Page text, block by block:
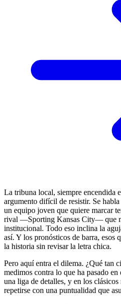
La tribuna local, siempre encendida
argumento difícil de resistir. Se
un equipo joven que quiere marcar
rival —Sporting Kansas City— que
institucional. Todo eso inclina la
así. Y los pronósticos de barra, esos
la historia sin revisar la letra chica.
Pero aquí entra el dilema. ¿Qué tan
medimos contra lo que ha pasado
una liga de detalles, y en los
repetirse con una puntualidad que